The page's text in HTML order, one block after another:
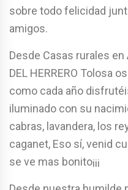
sobre todo felicidad
amigos.
Desde Casas rurales en
DEL HERRERO Tolosa
como cada año
iluminado con su
cabras, lavandera, los
caganet, Eso sí, venid
se ve mas bonito¡¡¡